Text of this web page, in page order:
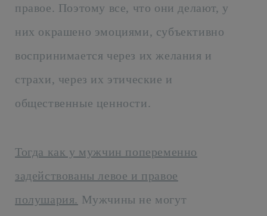
правое. Поэтому все, что они делают, у
них окрашено эмоциями, субъективно
воспринимается через их желания и
страхи, через их этические и
общественные ценности.
Тогда как у мужчин попеременно
задействованы левое и правое
полушария. Мужчины не могут